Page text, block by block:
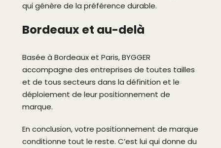
qui génère de la préférence durable.
Bordeaux et au-delà
Basée à Bordeaux et Paris, BYGGER
accompagne des entreprises de toutes tailles
et de tous secteurs dans la définition et le
déploiement de leur positionnement de
marque.
En conclusion, votre positionnement de marque
conditionne tout le reste. C’est lui qui donne du